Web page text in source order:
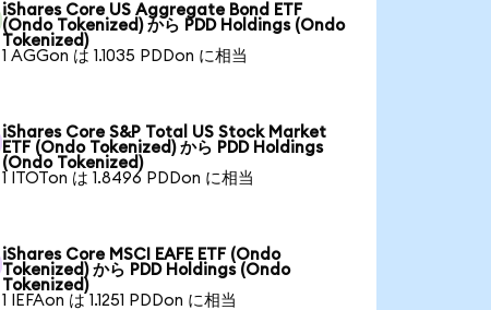
iShares Core US Aggregate Bond ETF
(Ondo Tokenized) から PDD Holdings (Ondo
Tokenized)
1 AGGon は 1.1035 PDDon に相当
iShares Core S&P Total US Stock Market
ETF (Ondo Tokenized) から PDD Holdings
(Ondo Tokenized)
1 ITOTon は 1.8496 PDDon に相当
iShares Core MSCI EAFE ETF (Ondo
Tokenized) から PDD Holdings (Ondo
Tokenized)
1 IEFAon は 1.1251 PDDon に相当